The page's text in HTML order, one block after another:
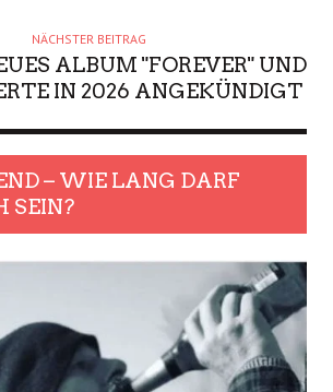
NÄCHSTER BEITRAG
ALBUM "FOREVER" UND
IN 2026 ANGEKÜNDIGT
– WIE LANG DARF
SEIN?